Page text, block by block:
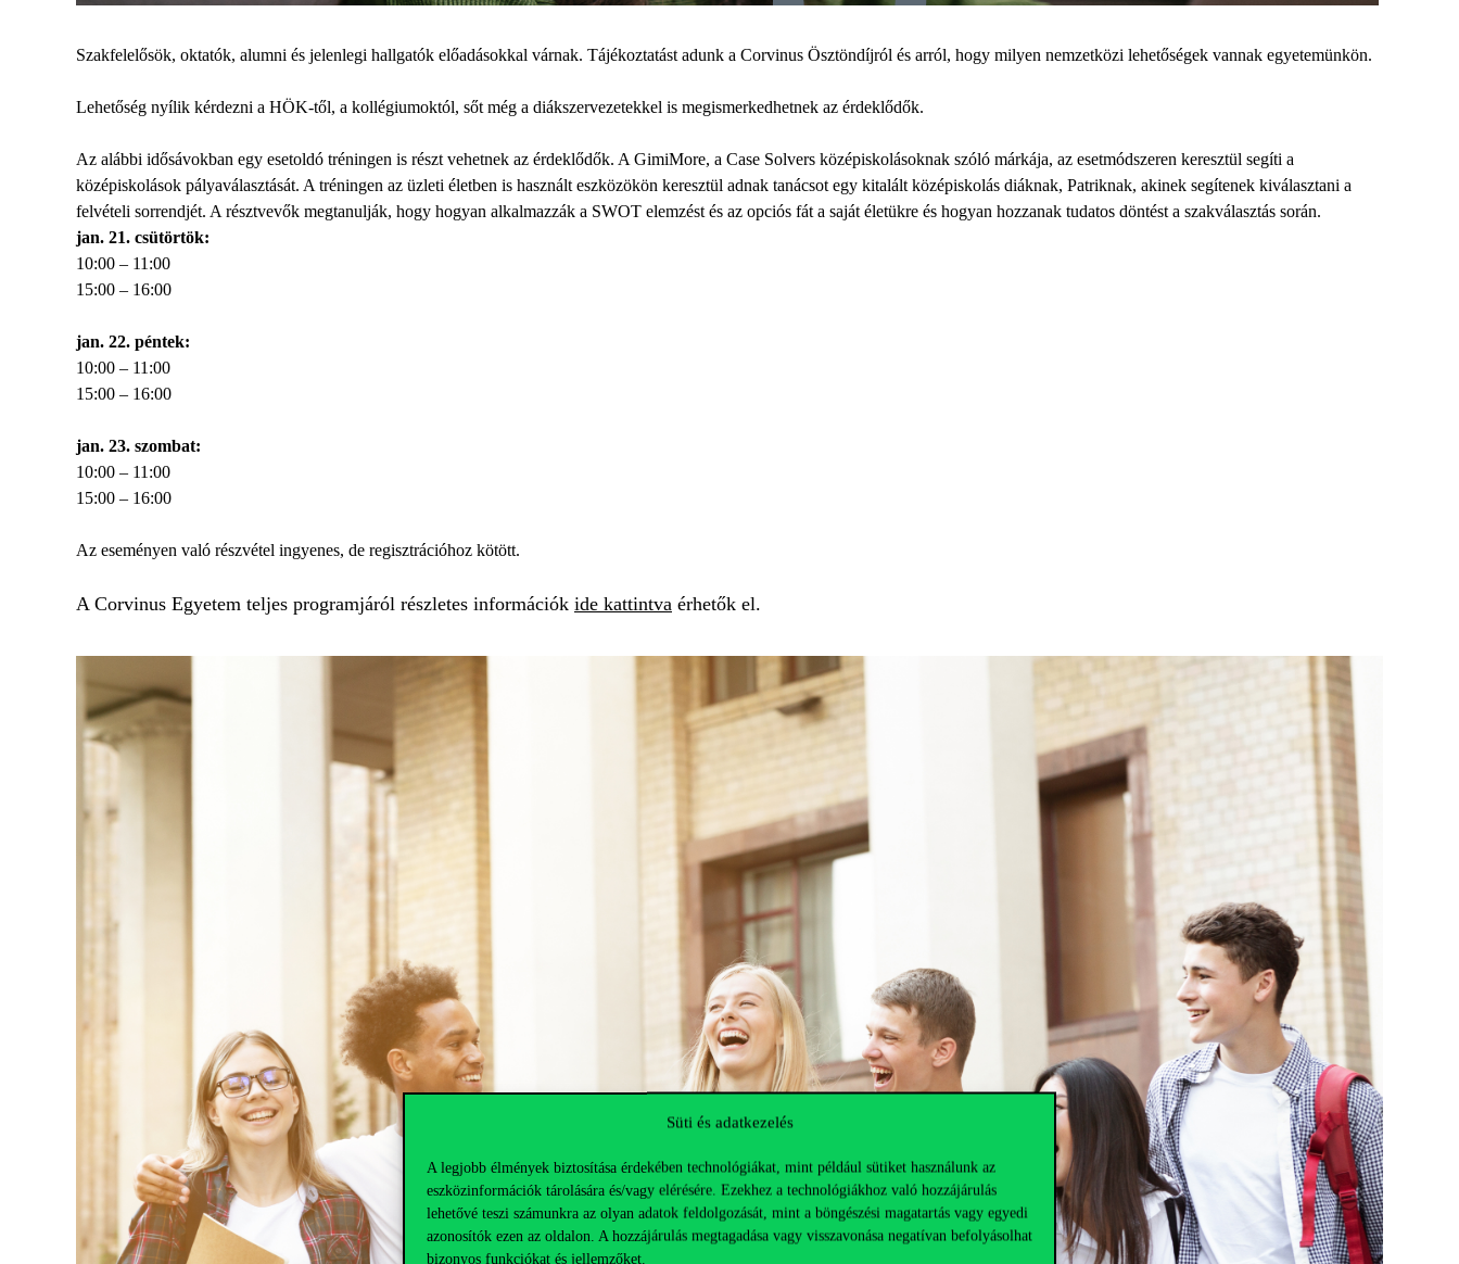
Süti és adatkezelés
A legjobb élmények biztosítása érdekében technológiákat, mint például sütiket használunk az
eszközinformációk tárolására és/vagy elérésére. Ezekhez a technológiákhoz való hozzájárulás
lehetővé teszi számunkra az olyan adatok feldolgozását, mint a böngészési magatartás vagy egyedi
azonosítók ezen az oldalon. A hozzájárulás megtagadása vagy visszavonása negatívan befolyásolhat
bizonyos funkciókat és jellemzőket.
Szakfelelősök, oktatók, alumni és jelenlegi hallgatók előadásokkal várnak. Tájékoztatást adunk a Corvinus Ösztöndíjról és arról, hogy milyen nemzetközi lehetőségek vannak egyetemünkön.
Lehetőség nyílik kérdezni a HÖK-től, a kollégiumoktól, sőt még a diákszervezetekkel is megismerkedhetnek az érdeklődők.
Az alábbi idősávokban egy esetoldó tréningen is részt vehetnek az érdeklődők. A GimiMore, a Case Solvers középiskolásoknak szóló márkája, az esetmódszeren keresztül segíti a
középiskolások pályaválasztását. A tréningen az üzleti életben is használt eszközökön keresztül adnak tanácsot egy kitalált középiskolás diáknak, Patriknak, akinek segítenek kiválasztani a
felvételi sorrendjét. A résztvevők megtanulják, hogy hogyan alkalmazzák a SWOT elemzést és az opciós fát a saját életükre és hogyan hozzanak tudatos döntést a szakválasztás során.
jan. 21. csütörtök:
10:00 – 11:00
15:00 – 16:00
jan. 22. péntek:
10:00 – 11:00
15:00 – 16:00
jan. 23. szombat:
10:00 – 11:00
15:00 – 16:00
Az eseményen való részvétel ingyenes, de regisztrációhoz kötött.
A Corvinus Egyetem teljes programjáról részletes információk ide kattintva érhetők el.